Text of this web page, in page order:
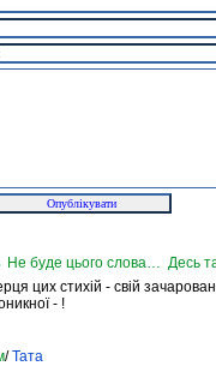
Не буде цього слова… Десь
цих стихій - свій
- !
/Тата